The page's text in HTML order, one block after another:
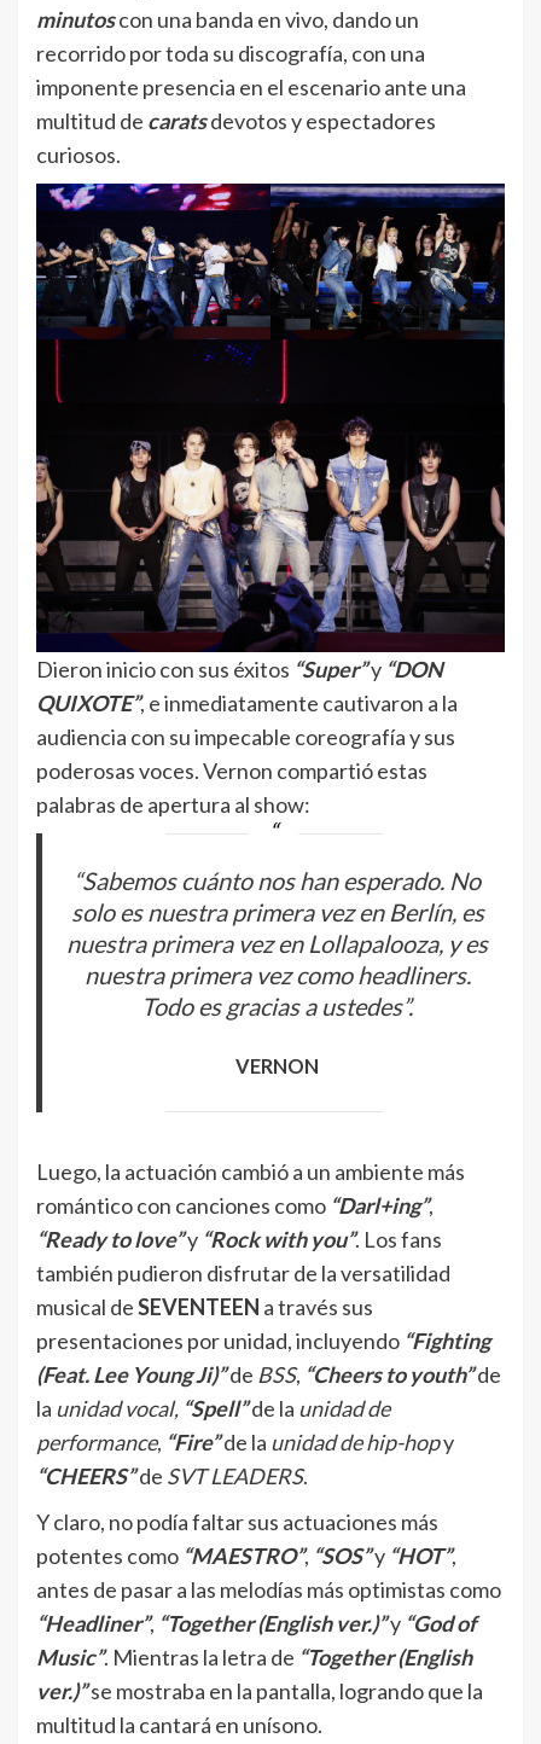
minutoscon una banda en vivo, dando un
recorrido por toda su discografía, con una
imponente presencia en el escenario ante una
multitud de caratsdevotos y espectadores
curiosos.
Dieron inicio con sus éxitos “Super”y “DON
QUIXOTE”, e inmediatamente cautivaron a la
audiencia con su impecable coreografía y sus
poderosas voces. Vernon compartió estas
palabras de apertura al show:
“Sabemos cuánto nos han esperado. No
solo es nuestra primera vez en Berlín, es
nuestra primera vez en Lollapalooza, y es
nuestra primera vez como headliners.
Todo es gracias a ustedes”.
VERNON
Luego, la actuación cambió a un ambiente más
romántico con canciones como “Darl+ing”,
“Ready to love”y “Rock with you”. Los fans
también pudieron disfrutar de la versatilidad
musical deSEVENTEEN a través sus
presentaciones por unidad, incluyendo “Fighting
(Feat. Lee Young Ji)”de BSS, “Cheers to youth”de
la unidad vocal, “Spell”de la unidad de
performance, “Fire”de la unidad de hip-hopy
“CHEERS”de SVT LEADERS.
Y claro, no podía faltar sus actuaciones más
potentes como “MAESTRO”, “SOS”y “HOT”,
antes de pasar a las melodías más optimistas como
“Headliner”, “Together (English ver.)”y “God of
Music”. Mientras la letra de “Together (English
ver.)”se mostraba en la pantalla, logrando que la
multitud la cantará en unísono.